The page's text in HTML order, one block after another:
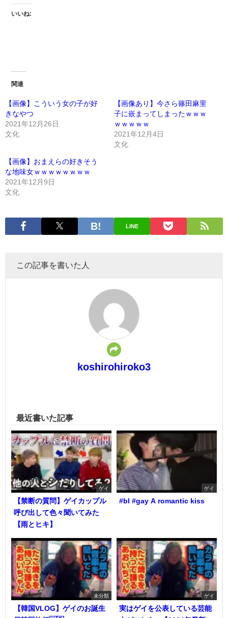
いいね:
関連
【画像】こういう女の子が好
きなやつ
2021年12月26日
文化
【画像あり】今さら篠田麻里
子に嵌まってしまったｗｗｗ
ｗｗｗｗｗ
2021年12月4日
文化
【画像】おまえらの好きそう
な地味女ｗｗｗｗｗｗｗｗ
2021年12月9日
文化
LINE
この記事を書いた人
koshirohiroko3
最近書いた記事
ゲイ
【禁断の質問】ゲイカップル
呼び出して色々聞いてみた
【雨とヒキ】
ゲイ
#bl #gay A romantic kiss
未分類
【韓国VLOG】ゲイのお誕生
ゲイ
実はゲイを公表している芸能